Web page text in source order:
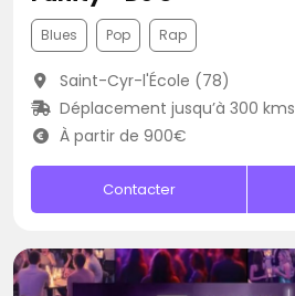
Blues Pop Rap
Saint-Cyr-l'École (78)
Déplacement jusqu’à 300 kms
À partir de 900€
Contacter